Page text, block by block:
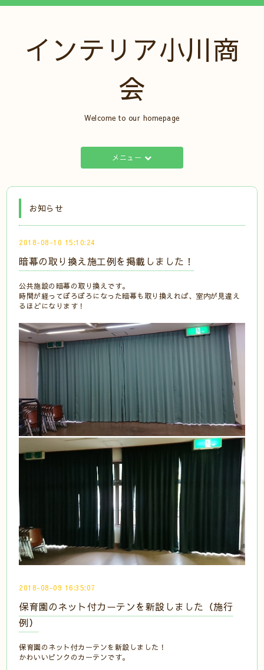
インテリア小川商
会
Welcome to our homepage
メニュー
お知らせ
2018-08-10 15:10:24
暗幕の取り換え施工例を掲載しました！
公共施設の暗幕の取り換えです。
時間が経ってぼろぼろになった暗幕も取り換えれば、室内が見違え
るほどになります！
2018-08-09 16:35:07
保育園のネット付カーテンを新設しました（施行
例）
保育園のネット付カーテンを新設しました！
かわいいピンクのカーテンです。